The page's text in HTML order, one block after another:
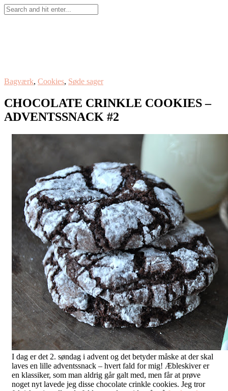
Bagværk, Cookies, Søde sager
CHOCOLATE CRINKLE COOKIES –
ADVENTSSNACK #2
I dag er det 2. søndag i advent og det betyder måske at der skal
laves en lille adventssnack – hvert fald for mig! Æbleskiver er
en klassiker, som man aldrig går galt med, men får at prøve
noget nyt lavede jeg disse chocolate crinkle cookies. Jeg tror